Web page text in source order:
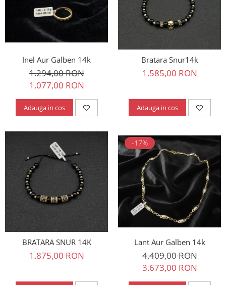
Inel Aur Galben 14k
1.294,00 RON
1.077,00 RON
Adauga in cos
Bratara Snur14k
1.585,00 RON
Adauga in cos
BRATARA SNUR 14K
1.875,00 RON
-17%
Lant Aur Galben 14k
4.409,00 RON
3.673,00 RON